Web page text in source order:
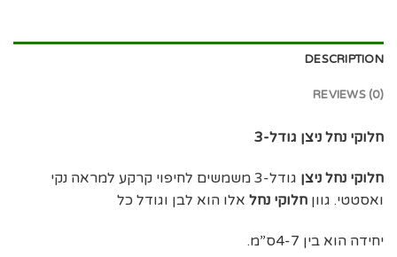
DESCRIPTION
REVIEWS (0)
חלוקי נחל ניצן גודל-3
חלוקי נחל ניצן
גודל-3 משמשים לחיפוי קרקע למראה נקי
ואסטטי. גוון חלוקי נחל אלו הוא לבן וגודל כל
יחידה הוא בין 4-7ס”מ.